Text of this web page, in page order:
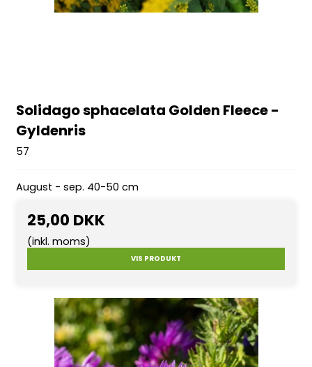
Solidago sphacelata Golden Fleece -
Gyldenris
57
August - sep. 40-50 cm
25,00 DKK
(inkl. moms)
VIS PRODUKT